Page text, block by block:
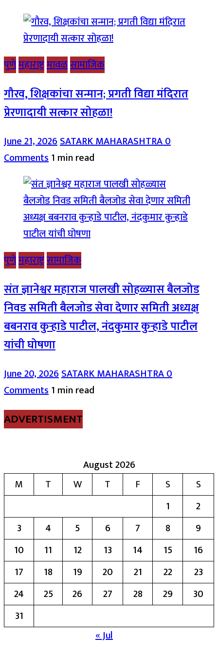
पुणेमहाराष्ट्रमावळसामाजिक
गौरव, शिक्षकांचा सन्मान; प्रगती विद्या मंदिरात
प्रेरणादायी सत्कार सोहळा!
June 21, 2026SATARK MAHARASHTRA0
Comments1 min read
पुणेमहाराष्ट्रसामाजिक
संत ज्ञानेश्वर महाराज पालखी सोहळ्यास बैलजोड
निवड समिती बैलजोड सेवा देणार समिती अध्यक्ष
बबनराव कुऱ्हाडे पाटील, नंदकुमार कुऱ्हाडे पाटील
यांची घोषणा
June 20, 2026SATARK MAHARASHTRA0
Comments1 min read
ADVERTISMENT
August 2026
M
T W T F S
S
1
2
3
4 5 6 7 8
9
10
11 12 13 14 15
16
17
18 19 20 21 22
23
24
25 26 27 28 29
30
31
« Jul